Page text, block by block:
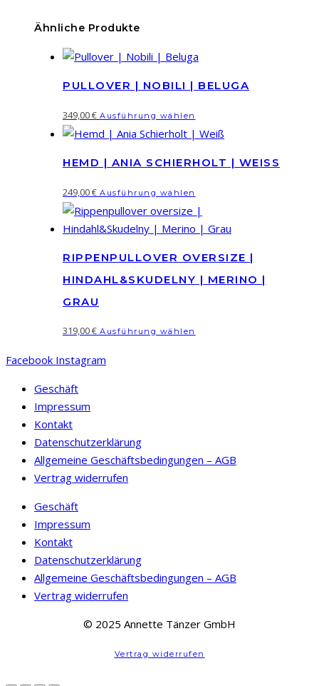
Ähnliche Produkte
PULLOVER | NOBILI | BELUGA
349,00€ Ausführung wählen
Produkt
mehrere
Die
Optionen
können
auf
HEMD | ANIA SCHIERHOLT | WEISS
249,00€ Ausführung wählen
Produkt
weist
Varianten
auf.
können
RIPPENPULLOVER OVERSIZE |
HINDAHL&SKUDELNY | MERINO |
GRAU
319,00€ Ausführung wählen
Optionen
Facebook Instagram
Geschäft
Impressum
Kontakt
Datenschutzerklärung
Allgemeine Geschäftsbedingungen – AGB
Vertrag widerrufen
Geschäft
Impressum
Kontakt
Datenschutzerklärung
Allgemeine Geschäftsbedingungen – AGB
Vertrag widerrufen
© 2025 Annette Tänzer GmbH
Vertrag widerrufen